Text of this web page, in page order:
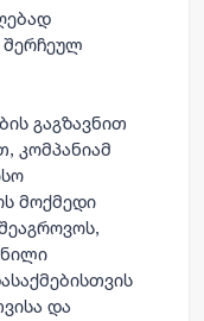
გაგზავნით
კომპანიამ
მოქმედი
და